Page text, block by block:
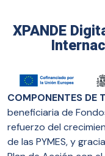
XPANDE
COMPONENTES DE
beneficiaria de
refuerzo del
de las PYMES, y